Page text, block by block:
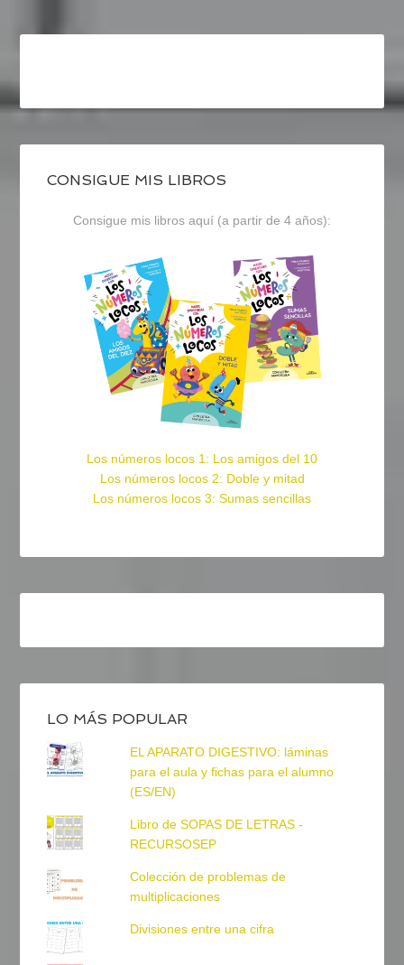
CONSIGUE MIS LIBROS
Consigue mis libros aquí (a partir de 4 años):
Los números locos 1: Los amigos del 10
Los números locos 2: Doble y mitad
Los números locos 3: Sumas sencillas
LO MÁS POPULAR
EL APARATO DIGESTIVO: láminas
para el aula y fichas para el alumno
(ES/EN)
Libro de SOPAS DE LETRAS -
RECURSOSEP
Colección de problemas de
multiplicaciones
Divisiones entre una cifra